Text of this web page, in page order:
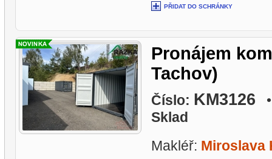
PŘIDAT DO SCHRÁNKY
Pronájem
Tachov)
Číslo: KM3126
Sklad
Makléř: Miroslava